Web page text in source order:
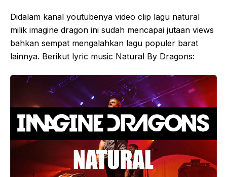
Didalam kanal youtubenya video clip lagu natural
milik imagine dragon ini sudah mencapai jutaan views
bahkan sempat mengalahkan lagu populer barat
lainnya. Berikut lyric music Natural By Dragons: